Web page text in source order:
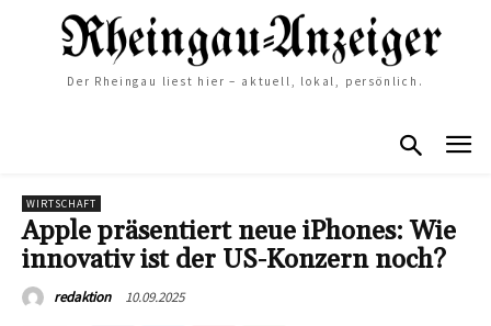
Der Rheingau liest hier – aktuell, lokal, persönlich.
WIRTSCHAFT
Apple präsentiert neue iPhones: Wie
innovativ ist der US-Konzern noch?
redaktion 10.09.2025